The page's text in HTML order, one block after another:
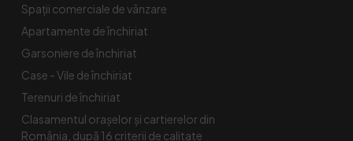
Spaţii comerciale de vânzare
Apartamente de închiriat
Garsoniere de închiriat
Case - Vile de închiriat
Terenuri de închiriat
Clasamentul orașelor și cartierelor din
România, după 16 criterii de calitate